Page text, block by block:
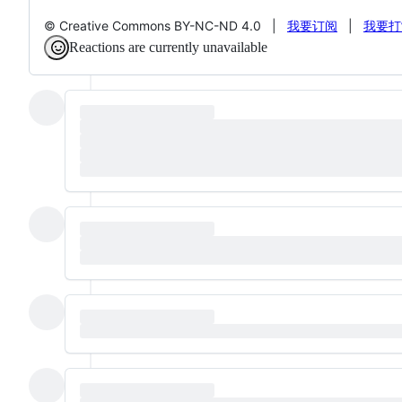
© Creative Commons BY-NC-ND 4.0 | 我要订阅
我要
Reactions are currently unavailable